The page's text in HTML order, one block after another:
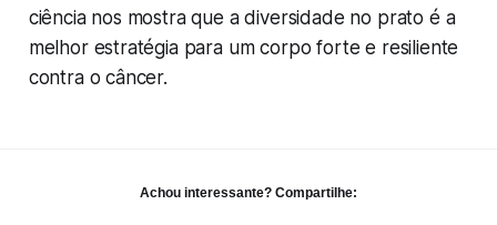
ciência nos mostra que a diversidade no prato é a
melhor estratégia para um corpo forte e resiliente
contra o câncer.
Achou interessante? Compartilhe: